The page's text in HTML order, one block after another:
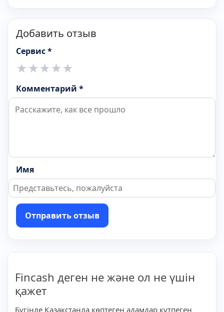
Добавить отзыв
Сервис *
★ ★ ★ ★ ★
Комментарий *
Имя
Отправить отзыв
Fincash деген не және ол не үшін
қажет
Бүгінде Қазақстанда көптеген адамдар күтпеген